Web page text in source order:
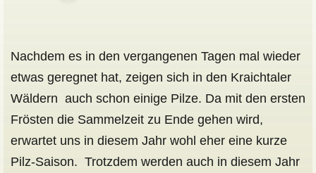
Nachdem es in den vergangenen Tagen mal wieder
etwas geregnet hat, zeigen sich in den Kraichtaler
Wäldern auch schon einige Pilze. Da mit den ersten
Frösten die Sammelzeit zu Ende gehen wird,
erwartet uns in diesem Jahr wohl eher eine kurze
Pilz-Saison. Trotzdem werden auch in diesem Jahr